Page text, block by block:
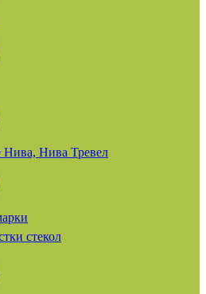
Нива Тревел
стекол